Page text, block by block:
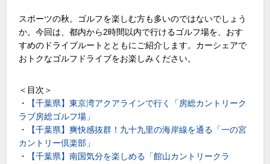
スポーツの秋。ゴルフを楽しむ方も多いのではないでしょう
か。今回は、都内から2時間以内で行けるゴルフ場を、おす
すめのドライブルートとともにご紹介します。カーシェアで
おトクなゴルフドライブをお楽しみください。
＜目次＞
・
【千葉県】東京湾アクアラインで行く「房総カントリーク
ラブ房総ゴルフ場」
・
【千葉県】爽快感抜群！九十九里の海岸線を通る「一の宮
カントリー倶楽部」
・
【千葉県】南国気分を楽しめる「館山カントリークラ